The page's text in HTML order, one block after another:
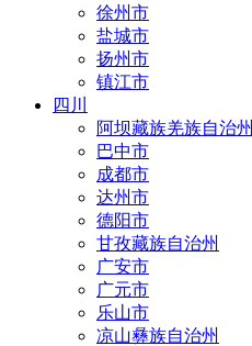
徐州市
盐城市
扬州市
镇江市
四川
阿坝藏族羌族自治州
巴中市
成都市
达州市
德阳市
甘孜藏族自治州
广安市
广元市
乐山市
凉山彝族自治州